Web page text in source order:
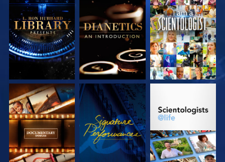
SERIE
ENTDECKEN
ENTDECKEN
ANSEHEN
SERIE
ENTDECKEN
ANSEHEN
SERIE